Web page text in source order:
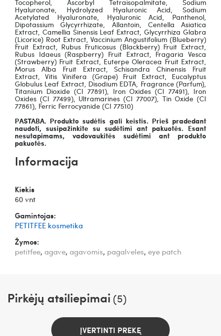
Hyaluronate, Hydrolyzed Hyaluronic Acid, Sodium
Acetylated Hyaluronate, Hyaluronic Acid, Panthenol,
Dipotassium Glycyrrhizate, Allantoin, Centella Asiatica
Extract, Camellia Sinensis Leaf Extract, Glycyrrhiza Glabra
(Licorice) Root Extract, Vaccinium Angustifolium (Blueberry)
Fruit Extract, Rubus Fruticosus (Blackberry) Fruit Extract,
Rubus Idaeus (Raspberry) Fruit Extract, Fragaria Vesca
(Strawberry) Fruit Extract, Euterpe Oleracea Fruit Extract,
Morus Alba Fruit Extract, Schisandra Chinensis Fruit
Extract, Vitis Vinifera (Grape) Fruit Extract, Eucalyptus
Globulus Leaf Extract, Disodium EDTA, Fragrance (Parfum),
Titanium Dioxide (CI 77891), Iron Oxides (CI 77491), Iron
Oxides (CI 77499), Ultramarines (CI 77007), Tin Oxide (CI
77861), Ferric Ferrocyanide (CI 77510)
PASTABA. Produkto sudėtis gali keistis. Prieš pradedant
naudoti, susipažinkite su sudėtimi ant pakuotės. Esant
nesutapimams, vadovaukitės sudėtimi ant produkto
pakuotės.
Informacija
Kiekis
60 vnt
Gamintojas:
PETITFEE kosmetika
Žymos:
petitfee, agave, agavomis, pagalveles, eye patch
Pirkėjų atsiliepimai (5)
ĮVERTINTI PREKĘ